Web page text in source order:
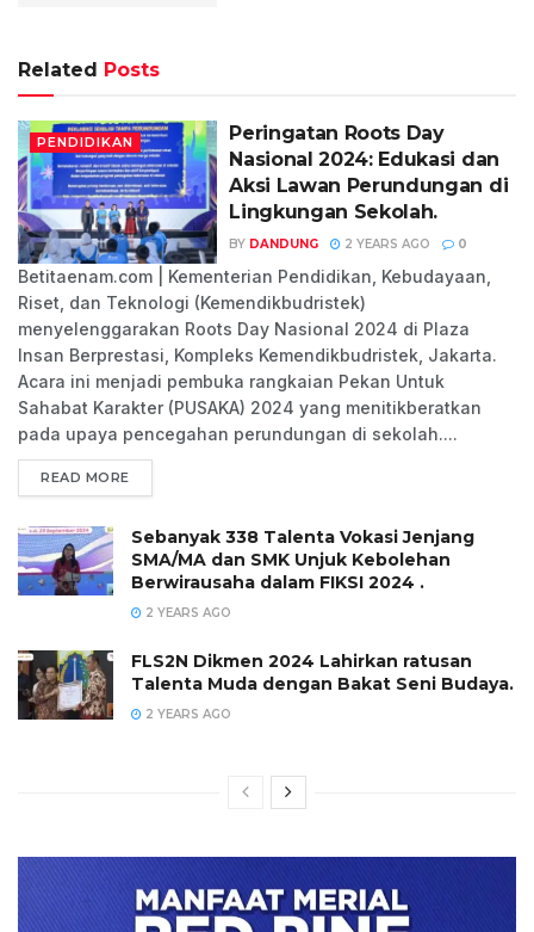
Related Posts
PENDIDIKAN
Peringatan Roots Day
Nasional 2024: Edukasi dan
Aksi Lawan Perundungan di
Lingkungan Sekolah.
BY DANDUNG 2 YEARS AGO 0
Betitaenam.com | Kementerian Pendidikan, Kebudayaan,
Riset, dan Teknologi (Kemendikbudristek)
menyelenggarakan Roots Day Nasional 2024 di Plaza
Insan Berprestasi, Kompleks Kemendikbudristek, Jakarta.
Acara ini menjadi pembuka rangkaian Pekan Untuk
Sahabat Karakter (PUSAKA) 2024 yang menitikberatkan
pada upaya pencegahan perundungan di sekolah....
READ MORE
Sebanyak 338 Talenta Vokasi Jenjang
SMA/MA dan SMK Unjuk Kebolehan
Berwirausaha dalam FIKSI 2024 .
2 YEARS AGO
FLS2N Dikmen 2024 Lahirkan ratusan
Talenta Muda dengan Bakat Seni Budaya.
2 YEARS AGO